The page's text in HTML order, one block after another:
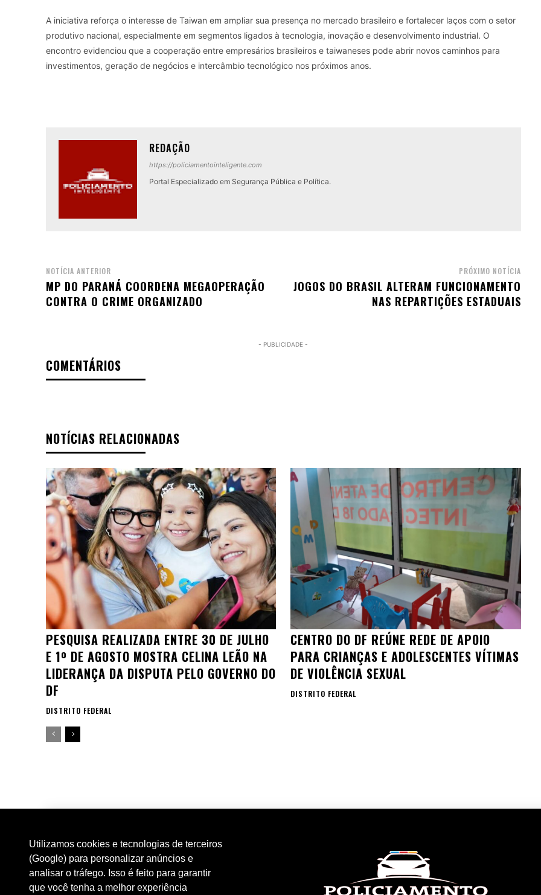
Utilizamos cookies e tecnologias de terceiros
(Google) para personalizar anúncios e
analisar o tráfego. Isso é feito para garantir
que você tenha a melhor experiência
A iniciativa reforça o interesse de Taiwan em ampliar sua presença no mercado brasileiro e fortalecer laços com o setor
produtivo nacional, especialmente em segmentos ligados à tecnologia, inovação e desenvolvimento industrial. O
encontro evidenciou que a cooperação entre empresários brasileiros e taiwaneses pode abrir novos caminhos para
investimentos, geração de negócios e intercâmbio tecnológico nos próximos anos.
REDAÇÃO
https://policiamentointeligente.com
Portal Especializado em Segurança Pública e Política.
NOTÍCIA ANTERIOR
MP DO PARANÁ COORDENA MEGAOPERAÇÃO
CONTRA O CRIME ORGANIZADO
PRÓXIMO NOTÍCIA
JOGOS DO BRASIL ALTERAM FUNCIONAMENTO
NAS REPARTIÇÕES ESTADUAIS
- PUBLICIDADE -
COMENTÁRIOS
NOTÍCIAS RELACIONADAS
PESQUISA REALIZADA ENTRE 30 DE JULHO
E 1º DE AGOSTO MOSTRA CELINA LEÃO NA
LIDERANÇA DA DISPUTA PELO GOVERNO DO
DF
DISTRITO FEDERAL
CENTRO DO DF REÚNE REDE DE APOIO
PARA CRIANÇAS E ADOLESCENTES VÍTIMAS
DE VIOLÊNCIA SEXUAL
DISTRITO FEDERAL